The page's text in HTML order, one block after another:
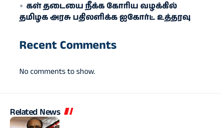
கள் தடையை நீக்க கோரிய வழக்கில்
தமிழக அரசு பதிலளிக்க ஐகோர்ட் உத்தரவு
Recent Comments
No comments to show.
Related News
அரசியல்